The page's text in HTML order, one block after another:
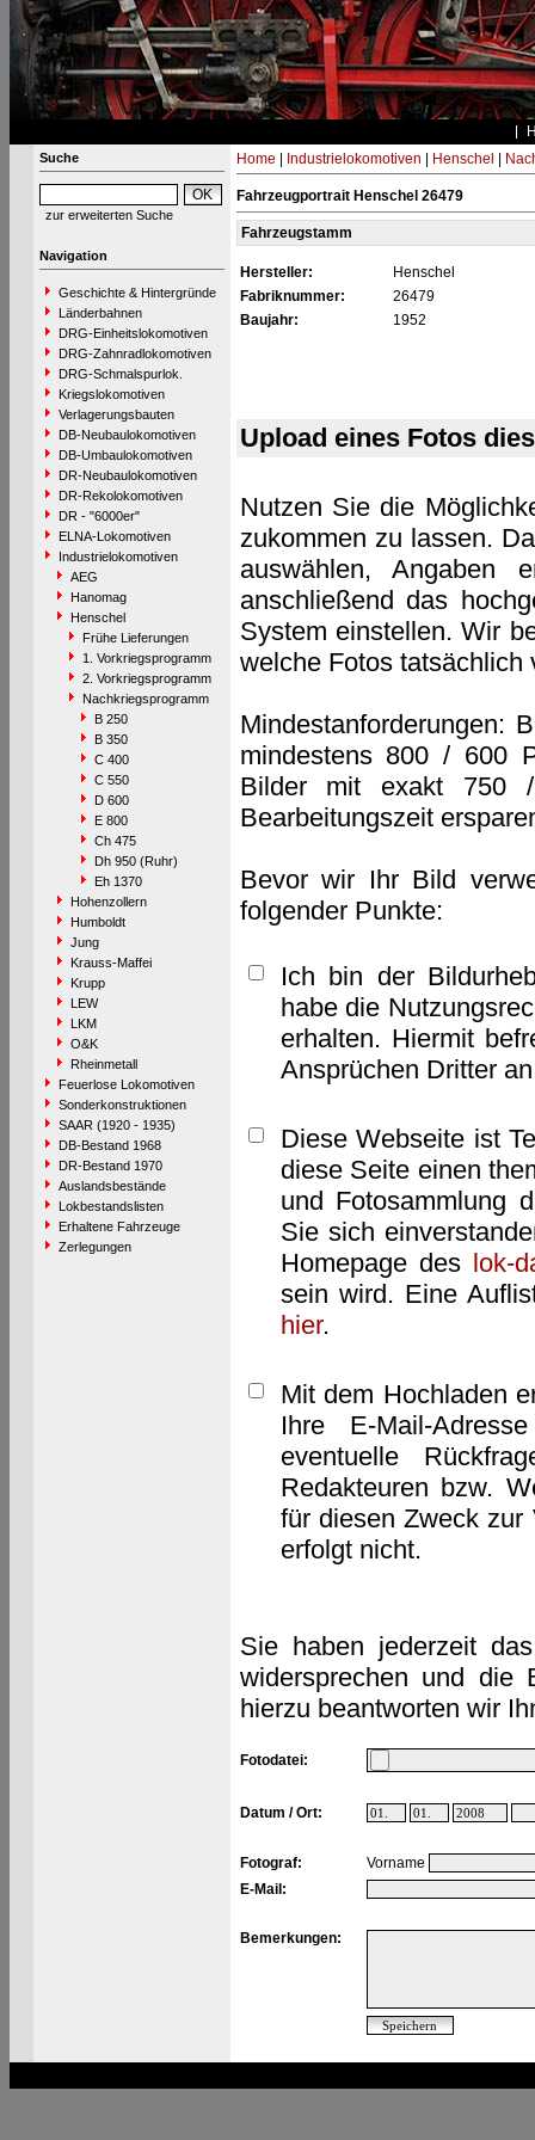
Suche
zur erweiterten Suche
Navigation
Geschichte & Hintergründe
Länderbahnen
DRG-Einheitslokomotiven
DRG-Zahnradlokomotiven
DRG-Schmalspurlok.
Kriegslokomotiven
Verlagerungsbauten
DB-Neubaulokomotiven
DB-Umbaulokomotiven
DR-Neubaulokomotiven
DR-Rekolokomotiven
DR - "6000er"
ELNA-Lokomotiven
Industrielokomotiven
AEG
Hanomag
Henschel
Frühe Lieferungen
1. Vorkriegsprogramm
2. Vorkriegsprogramm
Nachkriegsprogramm
B 250
B 350
C 400
C 550
D 600
E 800
Ch 475
Dh 950 (Ruhr)
Eh 1370
Hohenzollern
Humboldt
Jung
Krauss-Maffei
Krupp
LEW
LKM
O&K
Rheinmetall
Feuerlose Lokomotiven
Sonderkonstruktionen
SAAR (1920 - 1935)
DB-Bestand 1968
DR-Bestand 1970
Auslandsbestände
Lokbestandslisten
Erhaltene Fahrzeuge
Zerlegungen
Home Industrielokomotiven Henschel
Fahrzeugportrait Henschel 26479
Fahrzeugstamm
Hersteller:
Henschel
Fabriknummer:
26479
Baujahr:
1952
Upload eines Fotos
Nutzen Sie die
zukommen zu lassen.
auswählen, Angaben
anschließend das
System einstellen. Wir
welche Fotos tatsächlich
Mindestanforderungen:
mindestens 800 / 600
Bilder mit exakt 750
Bearbeitungszeit
Bevor wir Ihr Bild
folgender Punkte:
Ich bin der
habe die
erhalten. Hiermit
Ansprüchen Dritter
Diese Webseite ist
diese Seite einen
und Fotosammlung
Sie sich
Homepage des lok-
sein wird. Eine
hier.
Mit dem Hochladen
Ihre E-Mail-
eventuelle
Redakteuren bzw.
für diesen Zweck zur
erfolgt nicht.
Sie haben jederzeit
widersprechen und die
hierzu beantworten wir
Fotodatei:
Datum / Ort:
Fotograf:
Vorname
E-Mail:
Bemerkungen: